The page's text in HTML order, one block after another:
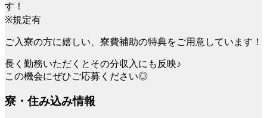
す！
※規定有
ご入寮の方に嬉しい、寮費補助の特典をご用意しています！
長く勤務いただくとその分収入にも反映♪
この機会にぜひご応募ください◎
寮・住み込み情報